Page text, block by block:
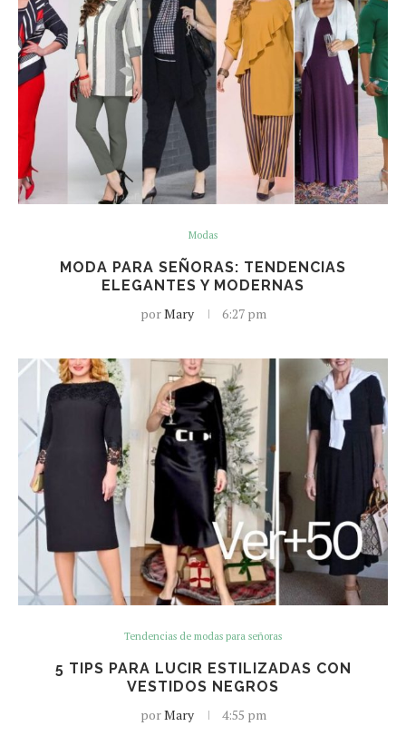
Modas
MODA PARA SEÑORAS: TENDENCIAS
ELEGANTES Y MODERNAS
porMary 6:27 pm
Tendencias de modas para señoras
5 TIPS PARA LUCIR ESTILIZADAS CON
VESTIDOS NEGROS
porMary 4:55 pm